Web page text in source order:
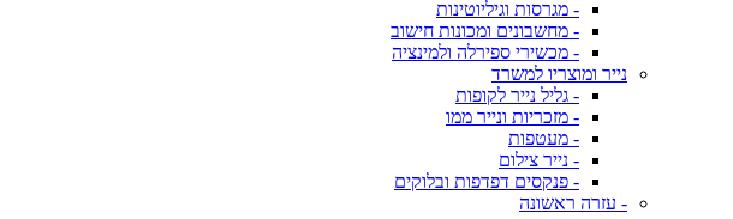
- מגרסות וגיליוטינות
- מחשבונים ומכונות חישוב
- מכשירי ספירלה ולמינציה
נייר ומוצריו למשרד
- גליל נייר לקופות
- מזכריות ונייר ממו
- מעטפות
- נייר צילום
- פנקסים דפדפות ובלוקים
- עזרה ראשונה